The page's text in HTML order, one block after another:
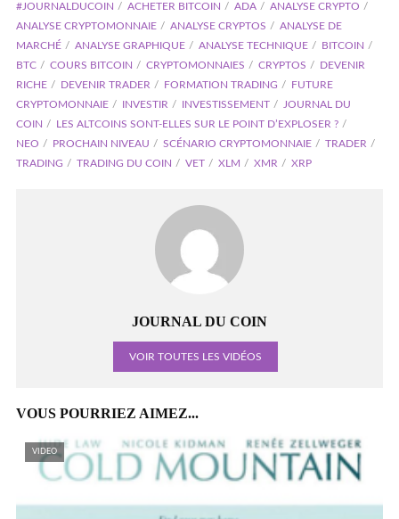
#JOURNALDUCOIN ACHETER BITCOIN ADA
ANALYSE CRYPTO
ANALYSE CRYPTOMONNAIE
ANALYSE CRYPTOS
ANALYSE DE
MARCHÉ
ANALYSE GRAPHIQUE ANALYSE TECHNIQUE
BITCOIN
BTC
COURS BITCOIN CRYPTOMONNAIES CRYPTOS
DEVENIR
RICHE
DEVENIR TRADER FORMATION TRADING
FUTURE
CRYPTOMONNAIE
INVESTIR INVESTISSEMENT
JOURNAL DU
COIN
LES ALTCOINS SONT-ELLES SUR LE POINT D’EXPLOSER ?
NEO
PROCHAIN NIVEAU SCÉNARIO CRYPTOMONNAIE
TRADER
TRADING
TRADING DU COIN VET XLM XMR XRP
JOURNAL DU COIN
VOIR TOUTES LES VIDÉOS
VOUS POURRIEZ AIMEZ...
VIDEO